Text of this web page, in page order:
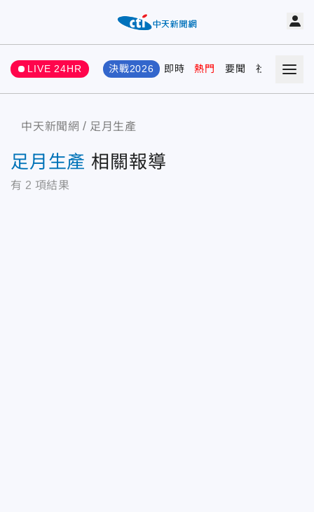
LIVE 24HR 決戰2026 即時 熱門 要聞 社會 娛樂
中天新聞網 足月生產
足月生產 相關報導
有 2 項結果